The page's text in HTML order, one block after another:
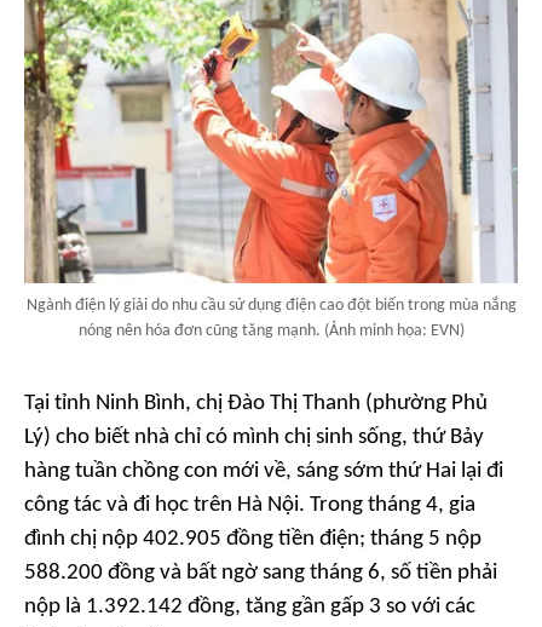
Ngành điện lý giải do nhu cầu sử dụng điện cao đột biến trong mùa nắng
nóng nên hóa đơn cũng tăng mạnh. (Ảnh minh họa: EVN)
Tại tỉnh Ninh Bình, chị Đào Thị Thanh (phường Phủ
Lý) cho biết nhà chỉ có mình chị sinh sống, thứ Bảy
hàng tuần chồng con mới về, sáng sớm thứ Hai lại đi
công tác và đi học trên Hà Nội. Trong tháng 4, gia
đình chị nộp 402.905 đồng tiền điện; tháng 5 nộp
588.200 đồng và bất ngờ sang tháng 6, số tiền phải
nộp là 1.392.142 đồng, tăng gần gấp 3 so với các